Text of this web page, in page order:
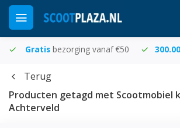
Gratis bezorging vanaf €50
Terug
Producten getagd met Scootmobiel
Achterveld